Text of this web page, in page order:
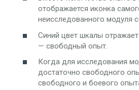
отображается иконка
неисследованного модуля
Синий цвет шкалы
— свободный опыт.
Когда для исследования
достаточно свободного
свободного и боевого